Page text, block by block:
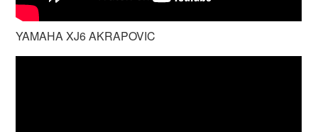
YAMAHA XJ6 AKRAPOVIC